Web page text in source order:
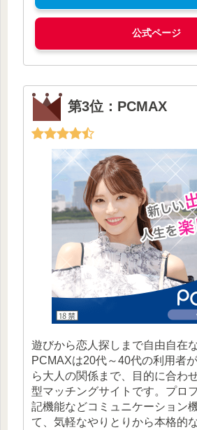
公式ページ
第3位：PCMAX
遊びから恋人探しまで自由自在
PCMAXは20代～40代の利用者
ら大人の関係まで、目的に合わ
型マッチングサイトです。プロ
記機能などコミュニケーション
て、気軽なやりとりから本格的